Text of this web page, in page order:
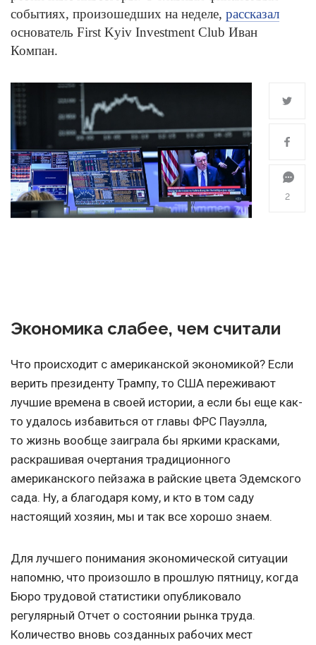
событиях, произошедших на неделе, рассказал
основатель First Kyiv Investment Club Иван
Компан.
2
Экономика слабее, чем считали
Что происходит с американской экономикой? Если
верить президенту Трампу, то США переживают
лучшие времена в своей истории, а если бы еще как-
то удалось избавиться от главы ФРС Пауэлла,
то жизнь вообще заиграла бы яркими красками,
раскрашивая очертания традиционного
американского пейзажа в райские цвета Эдемского
сада. Ну, а благодаря кому, и кто в том саду
настоящий хозяин, мы и так все хорошо знаем.
Для лучшего понимания экономической ситуации
напомню, что произошло в прошлую пятницу, когда
Бюро трудовой статистики опубликовало
регулярный Отчет о состоянии рынка труда.
Количество вновь созданных рабочих мест